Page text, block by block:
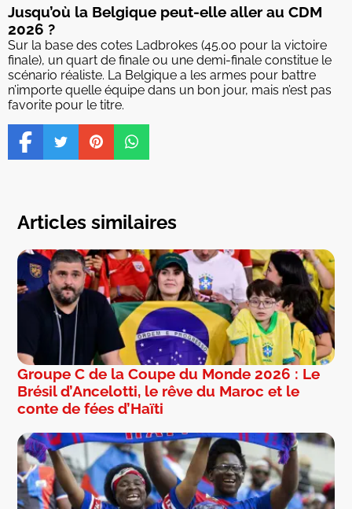
Jusqu’où la Belgique peut-elle aller au CDM
2026 ?
Sur la base des cotes Ladbrokes (45.00 pour la victoire
finale), un quart de finale ou une demi-finale constitue le
scénario réaliste. La Belgique a les armes pour battre
n’importe quelle équipe dans un bon jour, mais n’est pas
favorite pour le titre.
Articles similaires
Groupe C de la Coupe du Monde 2026 : Le
Brésil d’Ancelotti, le rêve du Maroc et le
conte de fées d’Haïti